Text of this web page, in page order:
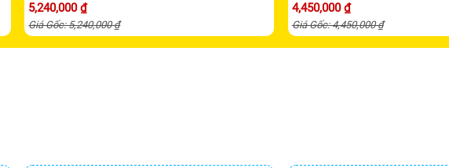
5,240,000 ₫
Giá Gốc: 5,240,000 ₫
4,450,000 ₫
Giá Gốc: 4,450,000 ₫